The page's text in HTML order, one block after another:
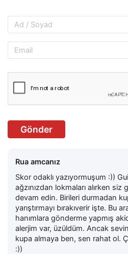
Gönder
Rua amcanız
Skor odaklı yazıyormuşum :))
ağzınızdan lokmaları alırken
devam edin. Birileri durmadan
yarıştırmayı bırakıverir işte. Bu
hanımlara gönderme yapmış
alerjim var, üzüldüm. Ancak
kupa almaya ben, sen rahat ol.
:))